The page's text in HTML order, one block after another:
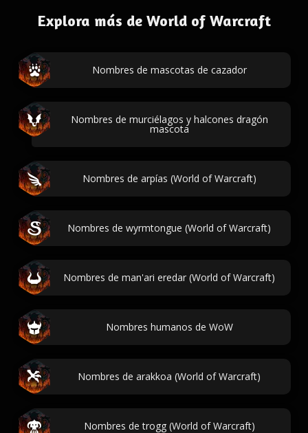
Explora más de World of Warcraft
Nombres de mascotas de cazador
Nombres de murciélagos y halcones dragón
mascota
Nombres de arpías (World of Warcraft)
Nombres de wyrmtongue (World of Warcraft)
Nombres de man'ari eredar (World of Warcraft)
Nombres humanos de WoW
Nombres de arakkoa (World of Warcraft)
Nombres de trogg (World of Warcraft)